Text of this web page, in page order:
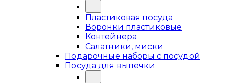
Пластиковая посуда
Воронки пластиковые
Контейнера
Салатники, миски
Подарочные наборы с посудой
Посуда для выпечки